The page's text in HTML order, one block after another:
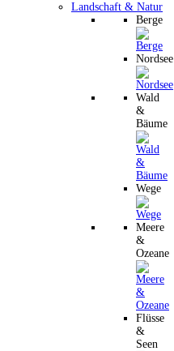
Landschaft & Natur
Berge
Nordsee
Wald
&
Bäume
Wege
Meere
&
Ozeane
Flüsse
&
Seen